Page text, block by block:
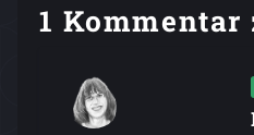
1 Kommentar